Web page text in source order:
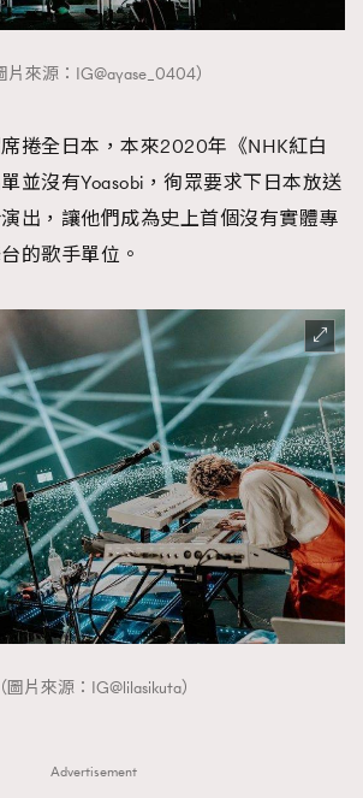
片來源：IG@ayase_0404）
捲全日本，本來2020年《NHK紅白
並沒有Yoasobi，徇眾要求下日本放送
出，讓他們成為史上首個沒有實體專
的歌手單位。
（圖片來源：IG@lilasikuta）
Advertisement